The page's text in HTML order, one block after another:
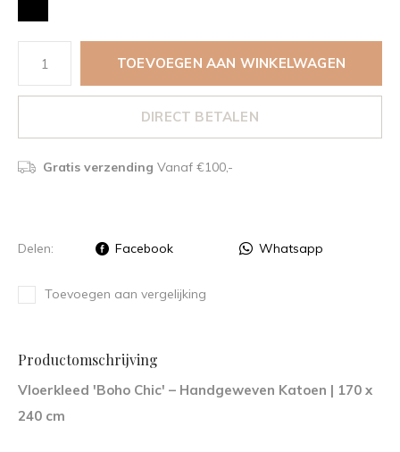
TOEVOEGEN AAN WINKELWAGEN
DIRECT BETALEN
Gratis verzending Vanaf €100,-
Delen: Facebook Whatsapp
Toevoegen aan vergelijking
Productomschrijving
Vloerkleed 'Boho Chic' – Handgeweven Katoen | 170 x
240 cm